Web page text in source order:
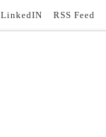
LinkedIN RSS Feed